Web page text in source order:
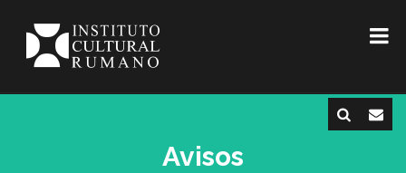
Avisos